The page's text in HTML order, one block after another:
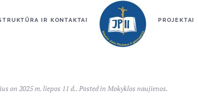
IR KONTAKTAI PROJEKTAI
on 2025 m. liepos 11 d.. Posted in Mokyklos naujienos.